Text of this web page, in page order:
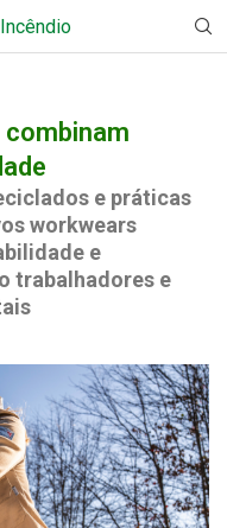
e práticas
workwears
e
trabalhadores e